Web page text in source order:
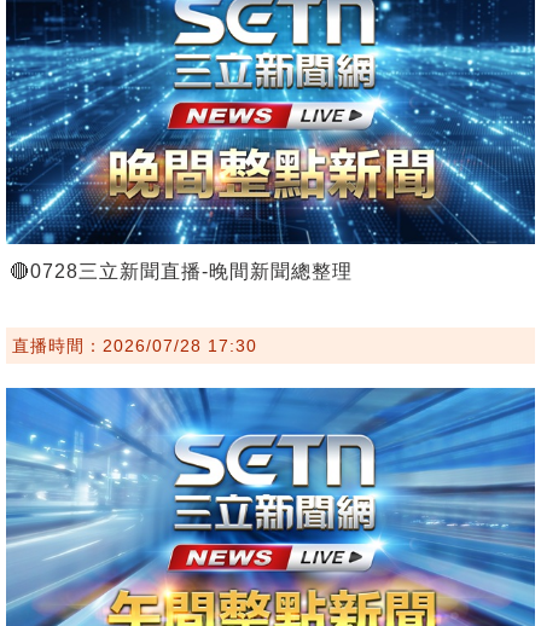
🔴0728三立新聞直播-晚間新聞總整理
直播時間：2026/07/28 17:30